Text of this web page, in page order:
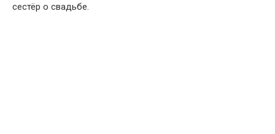
сестёр о свадьбе.